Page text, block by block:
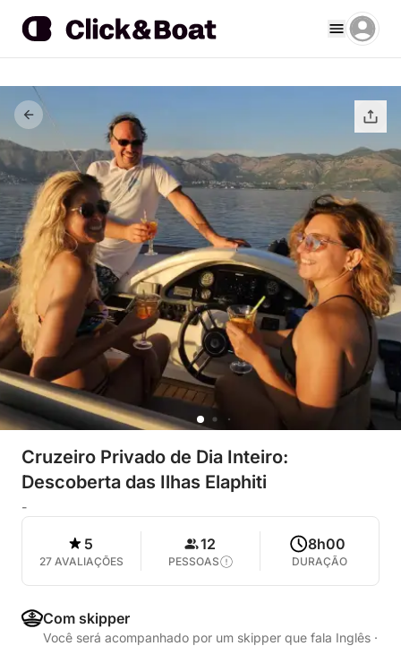
Cruzeiro Privado de Dia Inteiro:
Descoberta das Ilhas Elaphiti
-
5
27 AVALIAÇÕES
12
PESSOAS
8h00
DURAÇÃO
Com skipper
Você será acompanhado por um skipper que fala Inglês ·